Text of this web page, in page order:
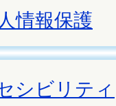
情報保護
シビリティ